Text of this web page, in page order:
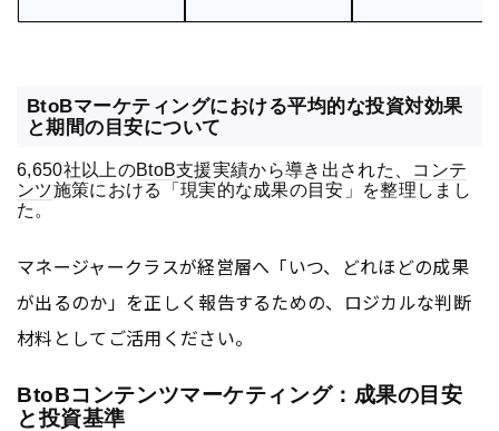
BtoBマーケティングにおける平均的な投資対効果
と期間の目安について
6,650社以上のBtoB支援実績から導き出された、 コンテ
ンツ施策における「現実的な成果の目安」を整理しまし
た。
マネージャークラスが経営層へ「いつ、どれほどの成果
が出るのか」を正しく報告するための、ロジカルな判断
材料としてご活用ください。
BtoBコンテンツマーケティング：成果の目安
と投資基準